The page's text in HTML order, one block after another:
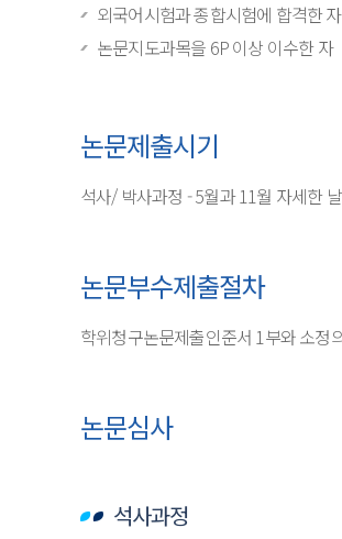
외국어시험과 종합시험에 합격한 자
논문지도과목을 6P 이상 이수한 자
논문제출시기
석사/ 박사과정 - 5월과 11월 자세한
논문부수제출절차
학위청구논문제출인준서 1부와 소정
논문심사
석사과정